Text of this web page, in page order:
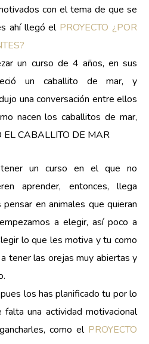
con el tema de que se
ahí llegó el PROYECTO ¿POR
un curso de 4 años, en sus
un caballito de mar, y
una conversación entre ellos
nacen los caballitos de mar,
EL CABALLITO DE MAR
un curso en el que no
aprender, entonces, llega
en animales que quieran
a elegir, así poco a
lo que les motiva y tu como
tener las orejas muy abiertas y
los has planificado tu por lo
una actividad motivacional
como el PROYECTO